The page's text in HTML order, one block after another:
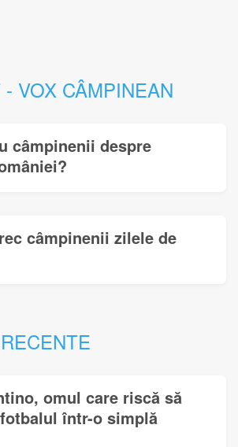
VOX CÂMPINEAN
câmpinenii despre
câmpinenii zilele de
omul care riscă să
într-o simplă